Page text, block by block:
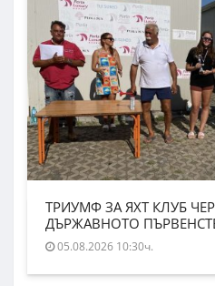
ТРИУМФ ЗА ЯХТ КЛУБ
ДЪРЖАВНОТО
05.08.2026 10:30ч.